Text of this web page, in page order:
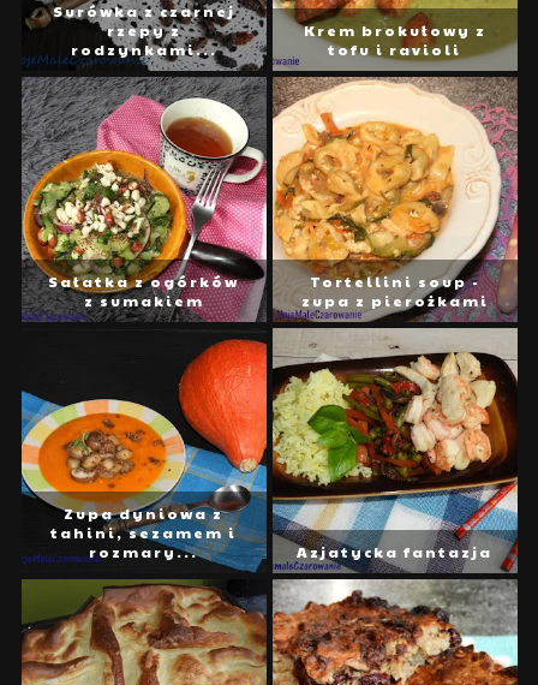
Surówka z czarnej
rzepy z
rodzynkami...
Krem brokułowy z
tofu i ravioli
Sałatka z ogórków
z sumakiem
Tortellini soup -
zupa z pierożkami
Zupa dyniowa z
tahini, sezamem i
rozmary...
Azjatycka fantazja